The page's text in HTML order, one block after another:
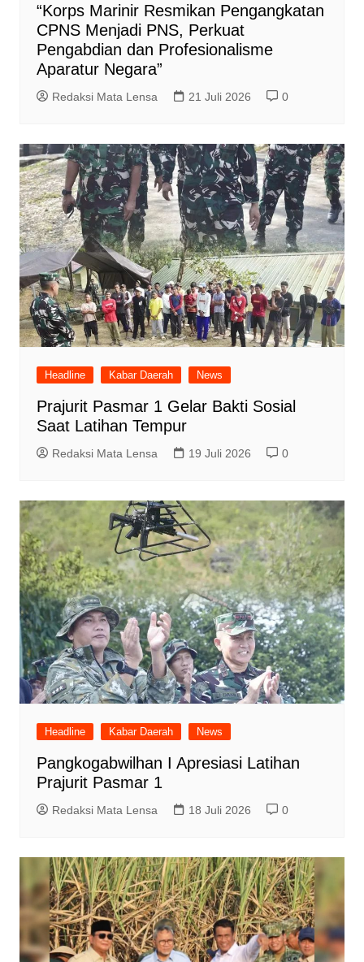
“Korps Marinir Resmikan Pengangkatan
CPNS Menjadi PNS, Perkuat
Pengabdian dan Profesionalisme
Aparatur Negara”
Redaksi Mata Lensa 21 Juli 2026 0
Headline Kabar Daerah News
Prajurit Pasmar 1 Gelar Bakti Sosial
Saat Latihan Tempur
Redaksi Mata Lensa 19 Juli 2026 0
Headline Kabar Daerah News
Pangkogabwilhan I Apresiasi Latihan
Prajurit Pasmar 1 ‎
Redaksi Mata Lensa 18 Juli 2026 0